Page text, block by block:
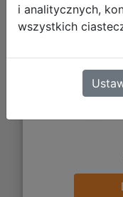
i analitycznych,
wszystkich